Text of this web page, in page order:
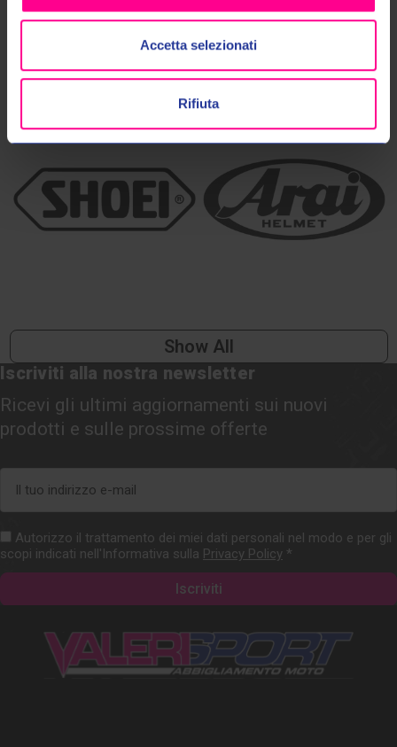
Accetta selezionati
Rifiuta
Show All
Iscriviti alla nostra newsletter
Ricevi gli ultimi aggiornamenti sui nuovi
prodotti e sulle prossime offerte
mail
Autorizzo il trattamento dei miei dati personali nel modo e per gli
scopi indicati nell'Informativa sulla Privacy Policy *